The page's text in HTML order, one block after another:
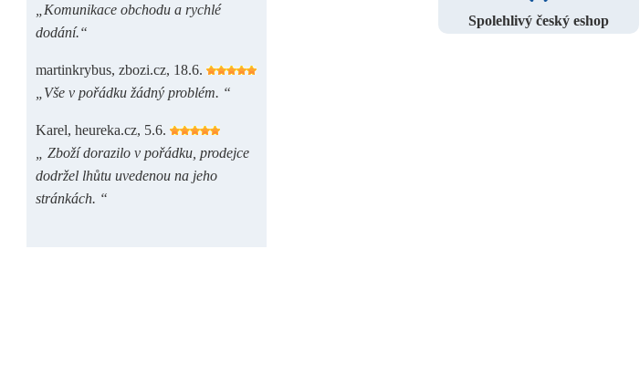
„Komunikace obchodu a rychlé
dodání.“
martinkrybus, zbozi.cz, 18.6.
„Vše v pořádku žádný problém. “
Karel, heureka.cz, 5.6.
„ Zboží dorazilo v pořádku, prodejce
dodržel lhůtu uvedenou na jeho
stránkách. “
Spolehlivý český eshop